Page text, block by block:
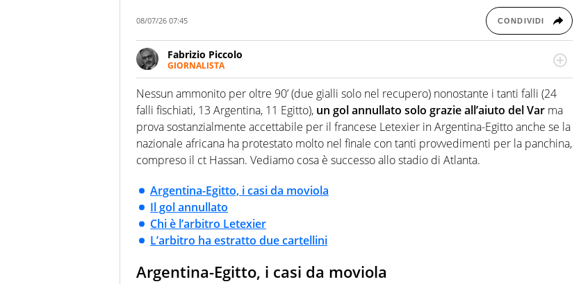
08/07/26 07:45 CONDIVIDI
Fabrizio Piccolo
GIORNALISTA
Nella sua carriera ha seguito numerose manifestazioni sportive e collaborato con
agenzie e testate. Esperienza, competenza, conoscenza e memoria storica. Si occupa
prevalentemente di calcio
Nessun ammonito per oltre 90’ (due gialli solo nel recupero) nonostante i tanti falli (24
falli fischiati, 13 Argentina, 11 Egitto), un gol annullato solo grazie all’aiuto del Var ma
prova sostanzialmente accettabile per il francese Letexier in Argentina-Egitto anche se la
nazionale africana ha protestato molto nel finale con tanti provvedimenti per la panchina,
compreso il ct Hassan. Vediamo cosa è successo allo stadio di Atlanta.
Argentina-Egitto, i casi da moviola
Il gol annullato
Chi è l’arbitro Letexier
L’arbitro ha estratto due cartellini
Argentina-Egitto, i casi da moviola